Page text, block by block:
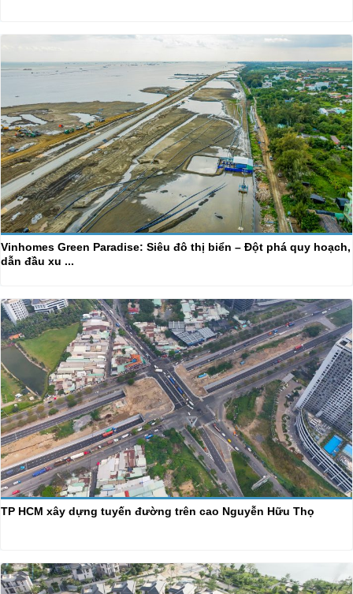
Vinhomes Green Paradise: Siêu đô thị biển – Đột phá quy hoạch,
dẫn đầu xu ...
TP HCM xây dựng tuyến đường trên cao Nguyễn Hữu Thọ